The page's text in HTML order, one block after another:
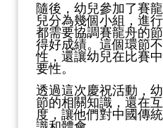
隨後，幼兒參加了賽
兒分為幾個小組，進
都需要協調賽龍舟的
得好成績。這個環節
性，還讓幼兒在比賽
要性。
透過這次慶祝活動，
節的相關知識，還在
度，讓他們對中國傳